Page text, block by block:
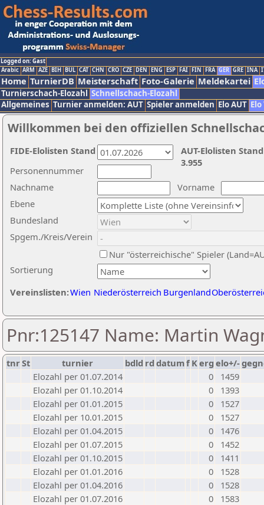
Logged on: Gast
Arabic ARM AZE BIH BUL CAT CHN CRO CZE DEN ENG ESP FAI FIN FRA GER GRE INA
Home TurnierDB Meisterschaft Foto-Galerie Meldekartei
Turnierschach-Elozahl Schnellschach-Elozahl
Allgemeines Turnier anmelden: AUT Spieler anmelden Elo AUT
Willkommen bei den offiziellen
Nachname
Vorname
Ebene
Sortierung
Personennummer
Bundesland
Spgem./Kreis/Verein
Nur "österreichische" Spieler
Vereinslisten:Wien Niederösterreich Burgenland
AUT-Elolisten
3.955
FIDE-Elolisten Stand
Pnr:125147 Name: Martin
tnrSt turnier bdld rd datumf Kerg elo+/-
Elozahl per 01.07.2014
0
1459
Elozahl per 01.10.2014
0
1393
Elozahl per 01.01.2015
0
1527
Elozahl per 10.01.2015
0
1527
Elozahl per 01.04.2015
0
1476
Elozahl per 01.07.2015
0
1452
Elozahl per 01.10.2015
0
1411
Elozahl per 01.01.2016
0
1528
Elozahl per 01.04.2016
0
1528
Elozahl per 01.07.2016
0
1583